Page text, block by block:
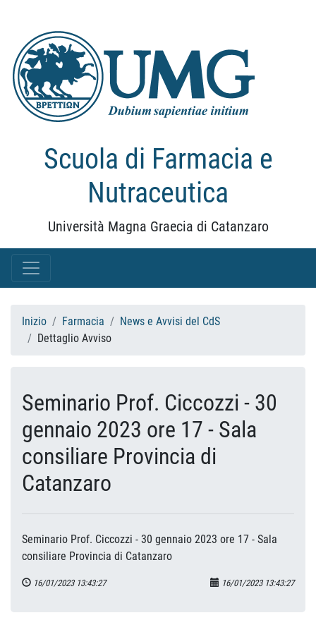
Scuola di Farmacia e
Nutraceutica
Università Magna Graecia di Catanzaro
Inizio Farmacia
News e Avvisi del CdS
Dettaglio Avviso
Seminario Prof. Ciccozzi - 30
gennaio 2023 ore 17 - Sala
consiliare Provincia di
Catanzaro
Seminario Prof. Ciccozzi - 30 gennaio 2023 ore 17 - Sala
consiliare Provincia di Catanzaro
16/01/2023 13:43:27 16/01/2023 13:43:27